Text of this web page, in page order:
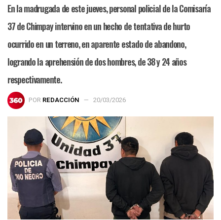
En la madrugada de este jueves, personal policial de la Comisaría
37 de Chimpay intervino en un hecho de tentativa de hurto
ocurrido en un terreno, en aparente estado de abandono,
logrando la aprehensión de dos hombres, de 38 y 24 años
respectivamente.
POR REDACCIÓN 20/03/2026